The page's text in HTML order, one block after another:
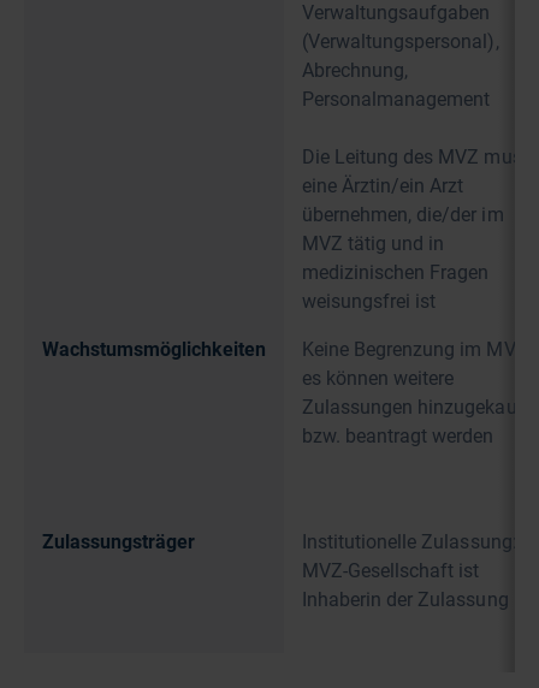
Verwaltungsaufgaben
(Verwaltungspersonal),
Abrechnung,
Personalmanagement
Die Leitung des MVZ muss
eine Ärztin/ein Arzt
übernehmen, die/der im
MVZ tätig und in
medizinischen Fragen
weisungsfrei ist
Wachstumsmöglichkeiten
Keine Begrenzung im MVZ,
es können weitere
Zulassungen hinzugekauft
bzw. beantragt werden
Zulassungsträger
Institutionelle Zulassung:
MVZ-Gesellschaft ist
Inhaberin der Zulassung